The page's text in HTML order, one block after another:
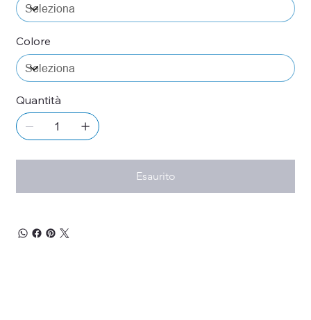
Colore
Quantità
Esaurito